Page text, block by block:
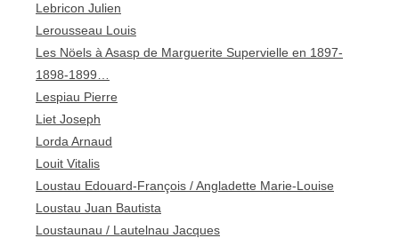
Lebricon Julien
Lerousseau Louis
Les Nöels à Asasp de Marguerite Supervielle en 1897-
1898-1899…
Lespiau Pierre
Liet Joseph
Lorda Arnaud
Louit Vitalis
Loustau Edouard-François / Angladette Marie-Louise
Loustau Juan Bautista
Loustaunau / Lautelnau Jacques